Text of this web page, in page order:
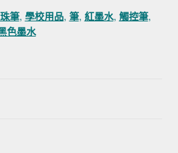
筆, 學校用品, 筆, 紅墨水, 觸控筆,
色墨水